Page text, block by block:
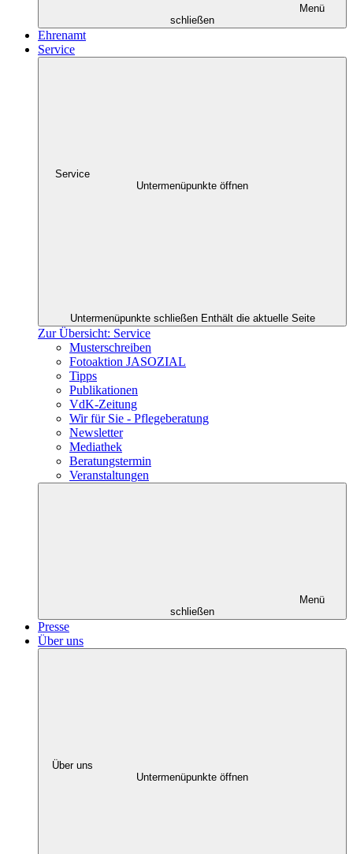
Menü
schließen
Ehrenamt
Service
Service
Untermenüpunkte öffnen
Untermenüpunkte schließen Enthält die aktuelle Seite
Zur Übersicht: Service
Musterschreiben
Fotoaktion JASOZIAL
Tipps
Publikationen
VdK-Zeitung
Wir für Sie - Pflegeberatung
Newsletter
Mediathek
Beratungstermin
Veranstaltungen
Menü
schließen
Presse
Über uns
Über uns
Untermenüpunkte öffnen